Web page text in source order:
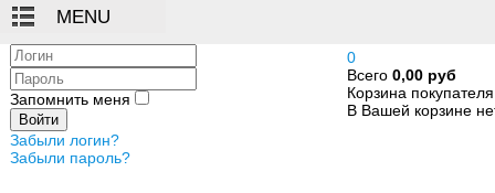
0
Всего 0,00 руб
Корзина покупателя
В Вашей корзине
Логин
Пароль
Запомнить меня
Войти
Забыли логин?
Забыли пароль?